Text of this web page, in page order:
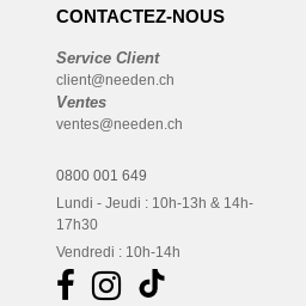
CONTACTEZ-NOUS
Service Client
client@needen.ch
Ventes
ventes@needen.ch
0800 001 649
Lundi - Jeudi : 10h-13h & 14h-
17h30
Vendredi : 10h-14h